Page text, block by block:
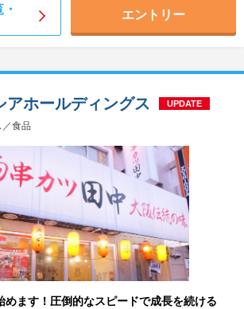
エントリー
食品
アホールディングス UPDATE
めます！圧倒的なスピードで成長を続ける